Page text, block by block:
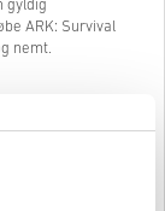
gyldig
ARK: Survival
nemt.
digitale koder: